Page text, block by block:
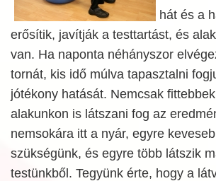
hát és a
erősítik, javítják a testtartást, és
van. Ha naponta néhányszor
tornát, kis idő múlva tapasztalni
jótékony hatását. Nemcsak
alakunkon is látszani fog az
nemsokára itt a nyár, egyre
szükségünk, és egyre több látszik
testünkből. Tegyünk érte, hogy a